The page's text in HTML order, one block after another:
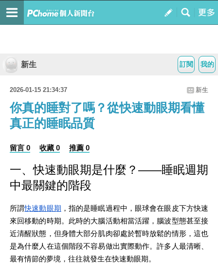
我的
訂閱
新生
2026-01-15 21:34:37 新生
你真的睡對了嗎？從快速動眼期看懂
真正的睡眠品質
留言 0 收藏 0 推薦 0
一、快速動眼期是什麼？——睡眠週期
中最關鍵的階段
所謂快速動眼期 ，指的是睡眠過程中，眼球會在眼皮下方快速
來回移動的時期。此時的大腦活動相當活躍，腦波型態甚至接
近清醒狀態，但身體大部分肌肉卻處於暫時放鬆的情形，這也
是為什麼人在這個階段不容易做出實際動作。許多人最清晰、
最有情節的夢境，往往就發生在快速動眼期。